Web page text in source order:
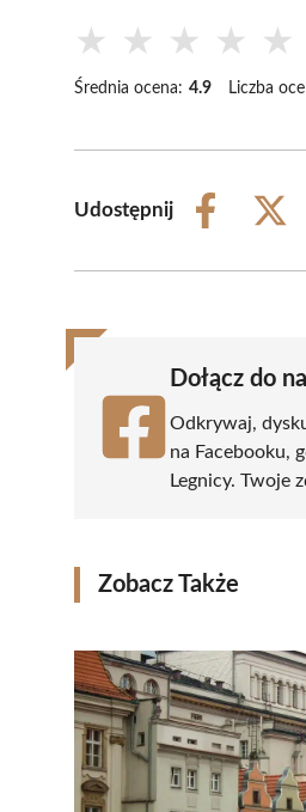
★ ★ ★ ★ ★
Średnia ocena: 4.9 Liczba
Udostępnij
Share
Share
Dołącz do
Odkrywaj,
na Facebooku,
Legnicy. Twoje
Zobacz Także